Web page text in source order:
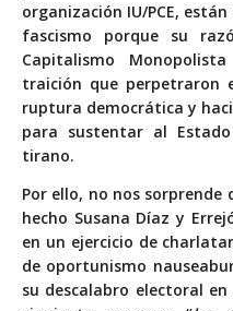
organización IU/PCE,
fascismo porque su
Capitalismo
traición que perpetraron
ruptura democrática y
para sustentar al
tirano.
Por ello, no nos
hecho Susana Díaz y
en un ejercicio de
de oportunismo
su descalabro electoral